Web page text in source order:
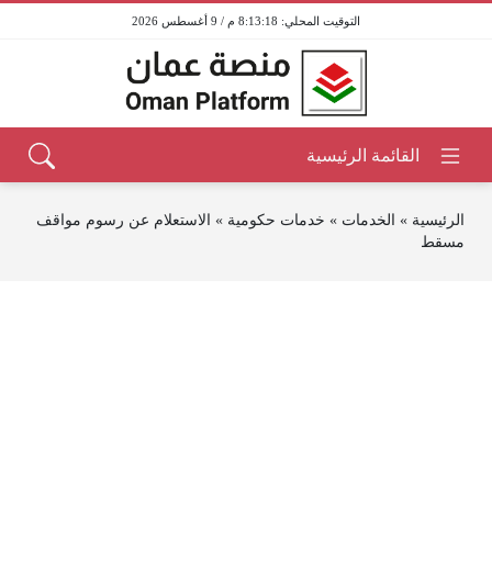
8:13:18 م / 9 أغسطس 2026
الرئيسية » الخدمات » خدمات حكومية » الاستعلام عن رسوم مواقف
مسقط